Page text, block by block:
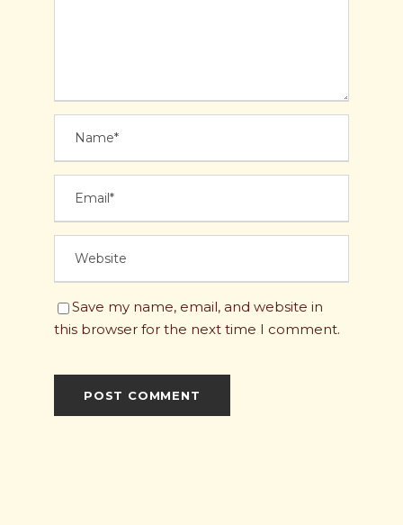
Save my name, email, and website in
this browser for the next time I comment.